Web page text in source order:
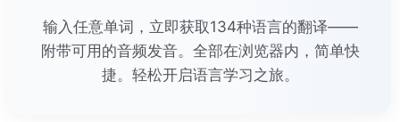
输入任意单词，立即获取134种语言的翻译——
附带可用的音频发音。全部在浏览器内，简单快
捷。轻松开启语言学习之旅。